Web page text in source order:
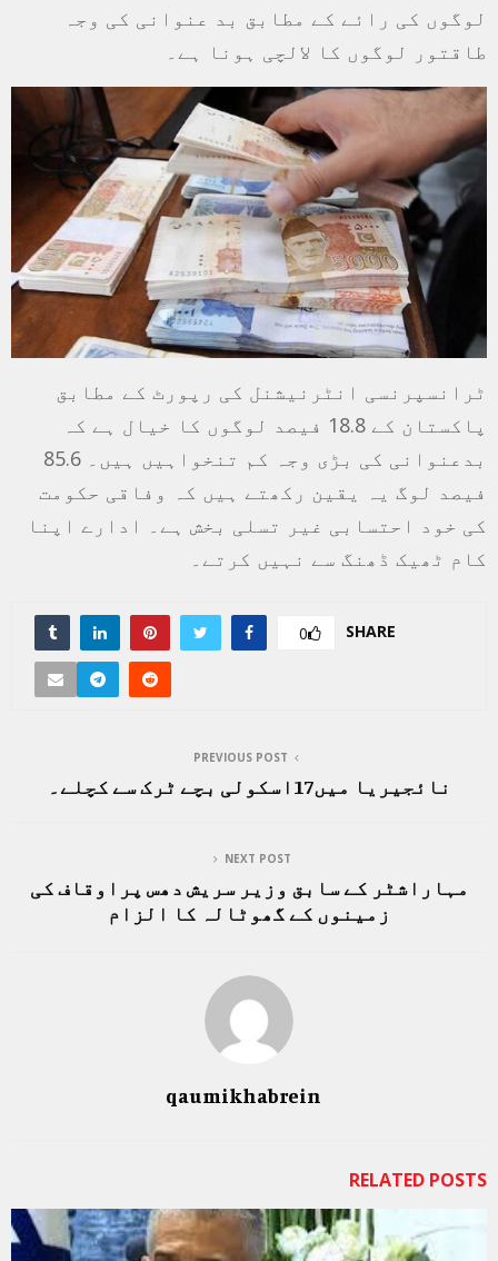
لوگوں کی رائے کے مطابق بد عنوانی کی وجہ
طاقتور لوگوں کا لالچی ہونا ہے۔
ٹرانسپرنسی انٹرنیشنل کی رپورٹ کے مطابق
پاکستان کے 18.8 فیصد لوگوں کا خیال ہے کہ
بدعنوانی کی بڑی وجہ کم تنخواہیں ہیں۔ 85.6
فیصد لوگ یہ یقین رکھتے ہیں کہ وفاقی حکومت
کی خود احتسابی غیر تسلی بخش ہے۔ ادارے اپنا
کام ٹھیک ڈھنگ سے نہیں کرتے۔
SHARE
0
PREVIOUS POST
نائجیریا میں17اسکولی بچے ٹرک سے کچلے۔
NEXT POST
مہاراشٹر کے سابق وزیر سریش دھس پراوقاف کی
زمینوں کے گھوٹالہ کا الزام
qaumikhabrein
RELATED POSTS